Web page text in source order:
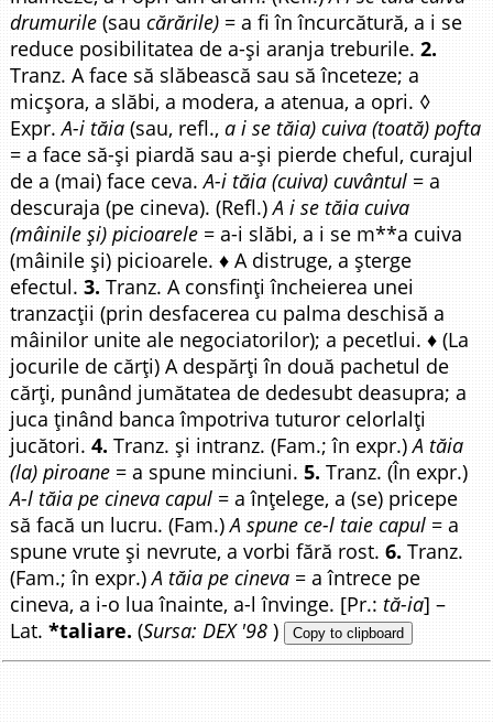
drumurile (saucărările) = a fi în încurcătură, a i se
reduce posibilitatea de a-și aranja treburile.2.
Tranz. A face să slăbească sau să înceteze; a
micșora, a slăbi, a modera, a atenua, a opri. ◊
Expr.A-i tăia (sau, refl.,a i se tăia) cuiva (toată) pofta
= a face să-și piardă sau a-și pierde cheful, curajul
de a (mai) face ceva.A-i tăia (cuiva) cuvântul = a
descuraja (pe cineva). (Refl.)A i se tăia cuiva
(mâinile și) picioarele = a-i slăbi, a i se m**a cuiva
(mâinile și) picioarele. ♦ A distruge, a șterge
efectul.3. Tranz. A consfinți încheierea unei
tranzacții (prin desfacerea cu palma deschisă a
mâinilor unite ale negociatorilor); a pecetlui. ♦ (La
jocurile de cărți) A despărți în două pachetul de
cărți, punând jumătatea de dedesubt deasupra; a
juca ținând banca împotriva tuturor celorlalți
jucători.4. Tranz. și intranz. (Fam.; în expr.)A tăia
(la) piroane = a spune minciuni.5. Tranz. (În expr.)
A-l tăia pe cineva capul = a înțelege, a (se) pricepe
să facă un lucru. (Fam.)A spune ce-l taie capul = a
spune vrute și nevrute, a vorbi fără rost.6. Tranz.
(Fam.; în expr.)A tăia pe cineva = a întrece pe
cineva, a i-o lua înainte, a-l învinge. [Pr.:tă-ia] –
Lat.*taliare. (Sursa: DEX '98 ) Copy to clipboard